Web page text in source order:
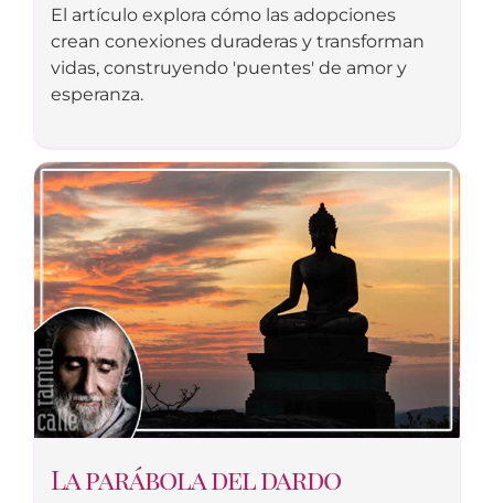
El artículo explora cómo las adopciones
crean conexiones duraderas y transforman
vidas, construyendo 'puentes' de amor y
esperanza.
La parábola del dardo